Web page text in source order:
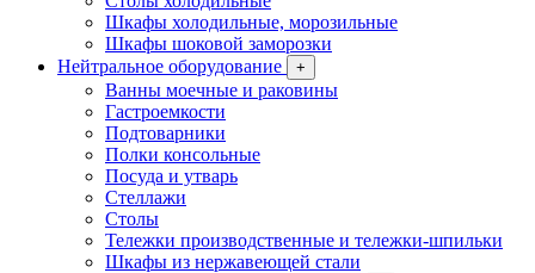
Шкафы холодильные, морозильные
Шкафы шоковой заморозки
Нейтральное оборудование
+
Ванны моечные и раковины
Гастроемкости
Подтоварники
Полки консольные
Посуда и утварь
Стеллажи
Столы
Тележки производственные и тележки-шпильки
Шкафы из нержавеющей стали